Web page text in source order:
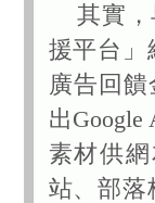
其實，
援平台」
廣告回饋
出Google
素材供
站、部落